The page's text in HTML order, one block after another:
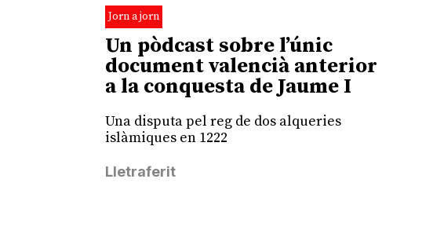
Jorn a jorn
Un pòdcast sobre l’únic
document valencià anterior
a la conquesta de Jaume I
Una disputa pel reg de dos alqueries
islàmiques en 1222
Lletraferit